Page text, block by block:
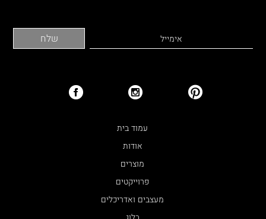
עמוד בית
אודות
מוצרים
פרוייקטים
מעצבים ואדריכלים